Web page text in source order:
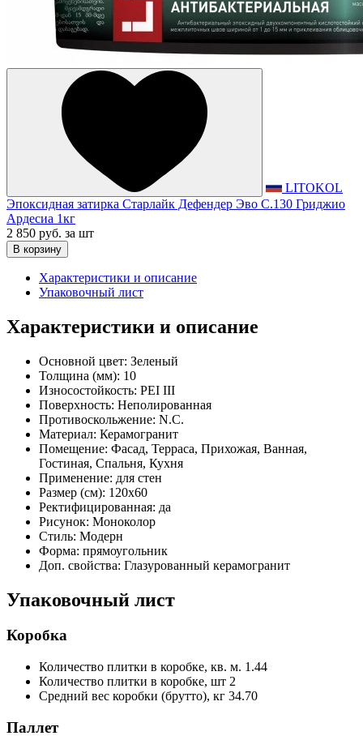
LITOKOL
Эпоксидная затирка Старлайк Дефендер Эво С.130 Гриджио
Ардесиа 1кг
2 850 руб. за шт
В корзину
Характеристики и описание
Упаковочный лист
Характеристики и описание
Основной цвет: Зеленый
Толщина (мм): 10
Износостойкость: PEI III
Поверхность: Неполированная
Противоскольжение: N.C.
Материал: Керамогранит
Помещение: Фасад, Терраса, Прихожая, Ванная,
Гостиная, Спальня, Кухня
Применение: для стен
Размер (см): 120x60
Ректифицированная: да
Рисунок: Моноколор
Стиль: Модерн
Форма: прямоугольник
Доп. свойства: Глазурованный керамогранит
Упаковочный лист
Коробка
Количество плитки в коробке, кв. м. 1.44
Количество плитки в коробке, шт 2
Средний вес коробки (брутто), кг 34.70
Паллет